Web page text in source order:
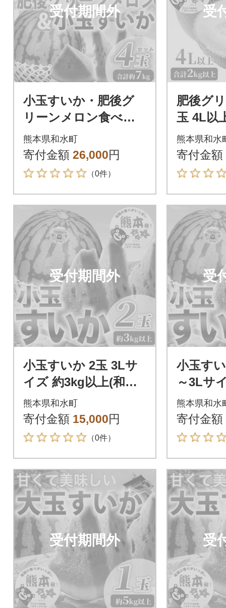
受付期間外
小玉すいか・肥後グ
リーンメロン食べ比
べ合計4玉(2玉×2種類)
約7kg(和水町)
熊本県和水町
寄付金額 26,000円
（0件）
受
肥後グ
玉 4L以
(和水町)
熊本県和水
寄付金額
受付期間外
小玉すいか 2玉 3Lサ
イズ 約3kg以上(和水
町)
熊本県和水町
寄付金額 15,000円
（0件）
受
小玉す
～3Lサ
上(和水
熊本県和水
寄付金額
受付期間外 受